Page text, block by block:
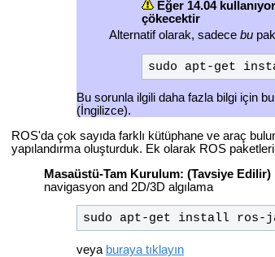
Eğer 14.04
çökecektir
Alternatif olarak, sadece bu
sudo apt-get
Bu sorunla ilgili daha fazla bilgi için bu
(İngilizce).
ROS'da çok sayıda farklı kütüphane ve araç
yapılandırma oluşturduk. Ek olarak ROS
Masaüstü-Tam Kurulum: (Tavsiye Edilir)
navigasyon and 2D/3D algılama
sudo apt-get install ros-
veya buraya tıklayın